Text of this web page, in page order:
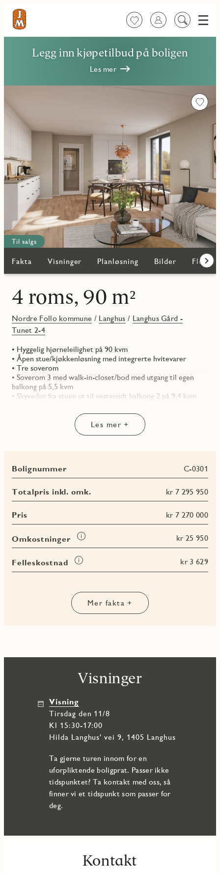
FavoritterLogg inn
Søk
Meny
Legg inn kjøpetilbud på boligen
Les mer
Til salgs
Fakta Visninger Planløsning Bilder Flere
4 roms, 90 m²
Nordre Follo kommune / Langhus / Langhus Gård -
Tunet 2-4
• Hyggelig hjørneleilighet på 90 kvm
• Åpen stue/kjøkkenløsning med integrerte hvitevarer
• Tre soverom
• Soverom 3 med walk-in-closet/bod med utgang til egen
balkong på 5,5 kvm
• Skyvedør fra stuen ut til vestvendt balkong 2 på 9,4 kvm
Les mer +
Bolignummer C-0301
Totalpris inkl. omk. kr 7 295 950
Pris kr 7 270 000
Omkostninger
Les
mer
om
Omkostninger
kr 25 950
Felleskostnad
Les
kr 3 629
Les
Les Les
BRA
totalt
Mer fakta +
Visninger
Visning
tirsdag den 11/8
Kl 15:30-17:00
Hilda Langhus' vei 9, 1405 Langhus
Ta gjerne turen innom for en
uforpliktende boligprat. Passer ikke
tidspunktet? Ta kontakt med oss, så
finner vi et tidspunkt som passer for
deg.
Kontakt